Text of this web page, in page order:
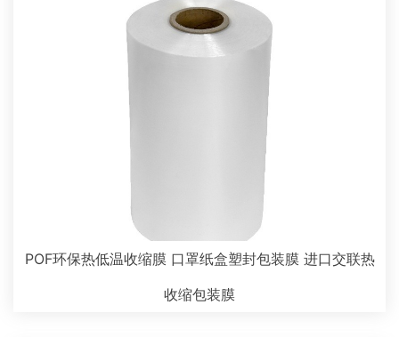
POF环保热低温收缩膜 口罩纸盒塑封包装膜 进口交联热
收缩包装膜